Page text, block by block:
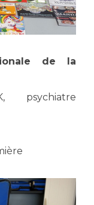
de la
psychiatre